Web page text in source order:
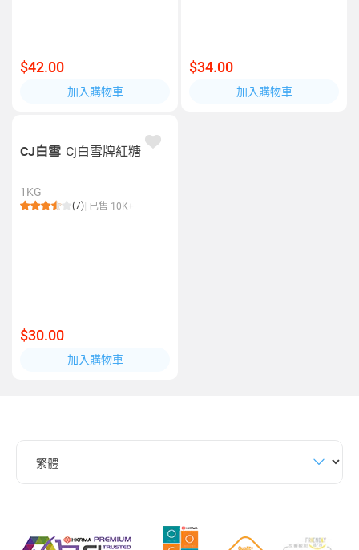
$42.00
加入購物車
$34.00
加入購物車
CJ白雪 Cj白雪牌紅糖
1KG
(7) 已售 10K+
$30.00
加入購物車